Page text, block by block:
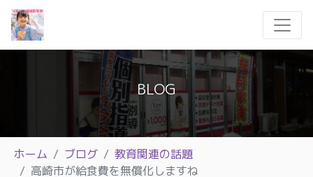
BLOG
ホーム ブログ
教育関連の話題
高崎市が給食費を無償化しますね